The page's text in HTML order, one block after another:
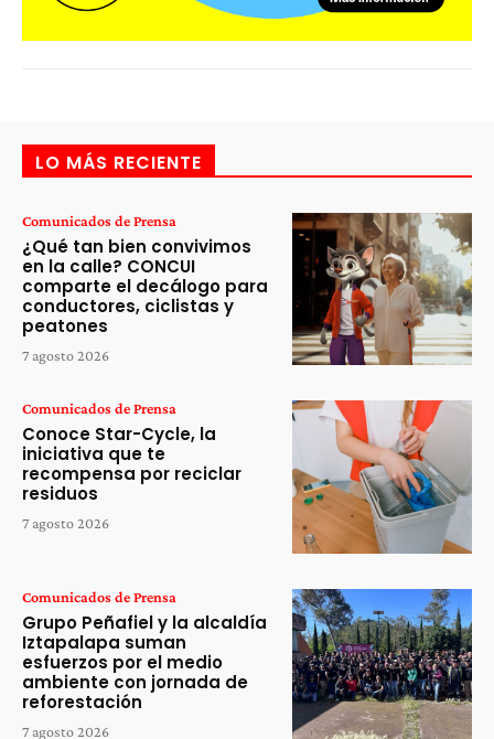
LO MÁS RECIENTE
Comunicados de Prensa
¿Qué tan bien convivimos
en la calle? CONCUI
comparte el decálogo para
conductores, ciclistas y
peatones
7 agosto 2026
Comunicados de Prensa
Conoce Star-Cycle, la
iniciativa que te
recompensa por reciclar
residuos
7 agosto 2026
Comunicados de Prensa
Grupo Peñafiel y la alcaldía
Iztapalapa suman
esfuerzos por el medio
ambiente con jornada de
reforestación
7 agosto 2026